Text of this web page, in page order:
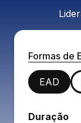
Formas de
EAD
Duração